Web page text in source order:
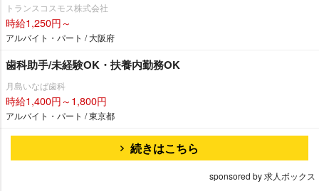
トランスコスモス株式会社
時給1,250円～
アルバイト・パート / 大阪府
歯科助手/未経験OK・扶養内勤務OK
月島いなば歯科
時給1,400円～1,800円
アルバイト・パート / 東京都
続きはこちら
sponsored by 求人ボックス